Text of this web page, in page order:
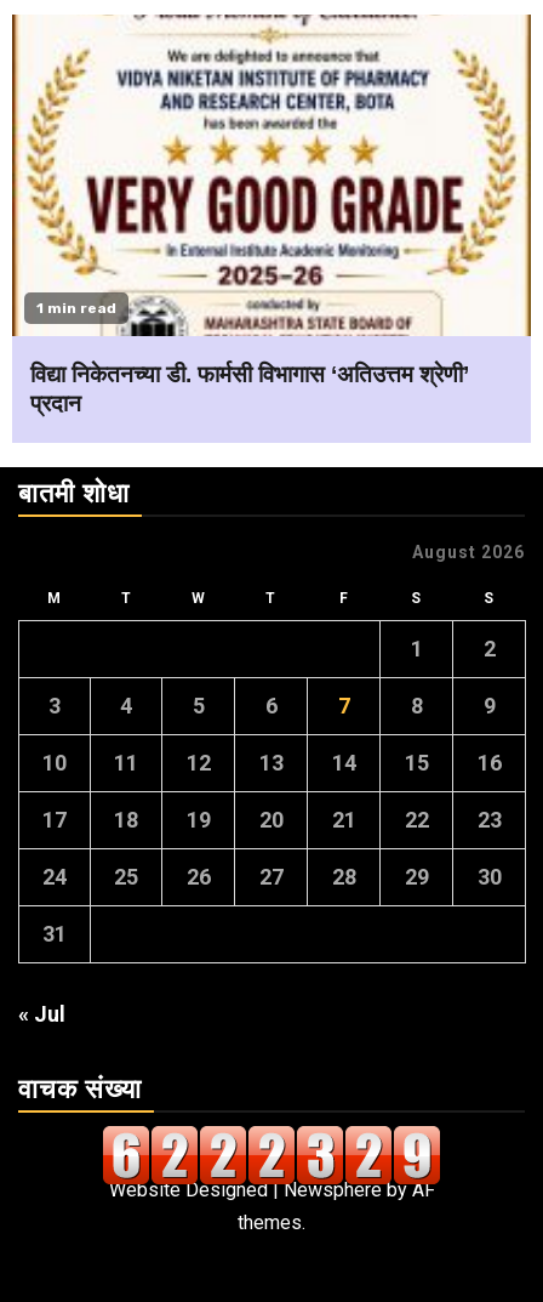
1 min read
विद्या निकेतनच्या डी. फार्मसी विभागास ‘अतिउत्तम श्रेणी’
प्रदान
बातमी शोधा
August 2026
M T W T F S S
1 2
3 4 5 6 7 8 9
10 11 12 13 14 15 16
17 18 19 20 21 22 23
24 25 26 27 28 29 30
31
« Jul
वाचक संख्या
Website Designed|Newsphereby AF
themes.